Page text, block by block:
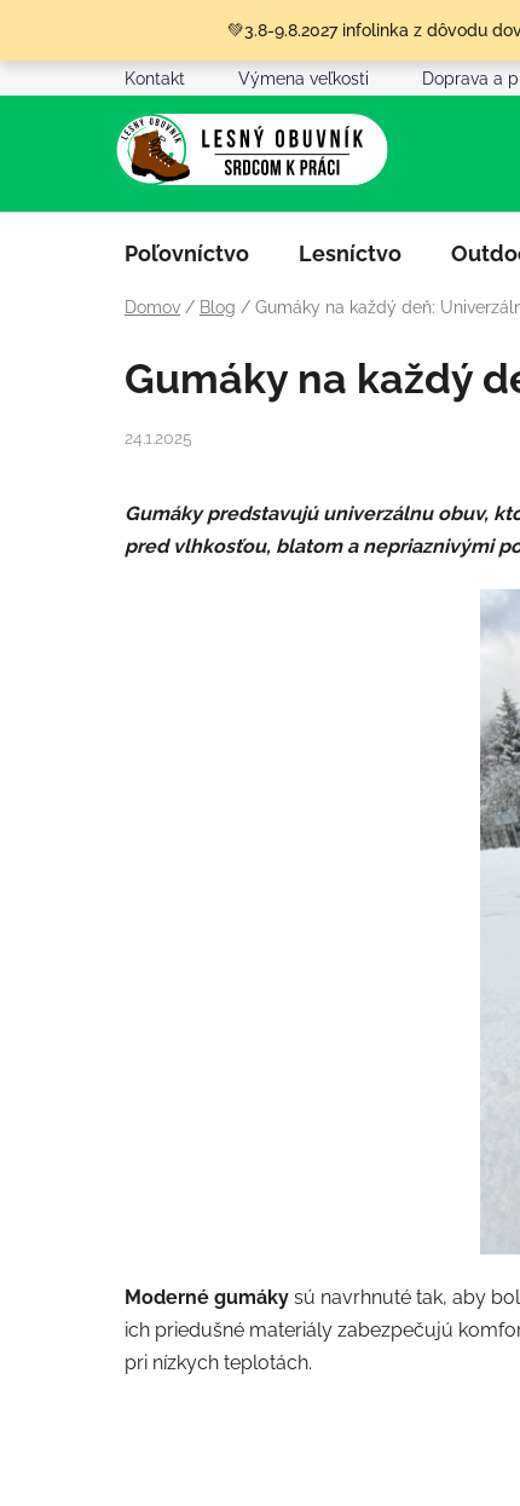
obsah
💚3.8-9.8.2027 infolinka z dôvodu
Kontakt Výmena veľkosti Doprava a
Poľovníctvo Lesníctvo
Domov / Blog / Gumáky na každý deň:
Gumáky na každý
24.1.2025
Gumáky predstavujú univerzálnu obuv,
pred vlhkosťou, blatom a nepriaznivými
Moderné gumáky sú navrhnuté tak, aby
ich priedušné materiály zabezpečujú
pri nízkych teplotách.